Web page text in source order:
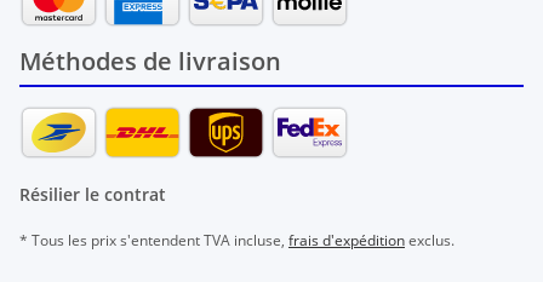
Méthodes de livraison
Résilier le contrat
* Tous les prix s'entendent TVA incluse, frais d'expéditionexclus.